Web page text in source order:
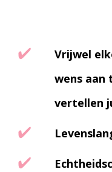
Vrijwel
wens aan
vertellen